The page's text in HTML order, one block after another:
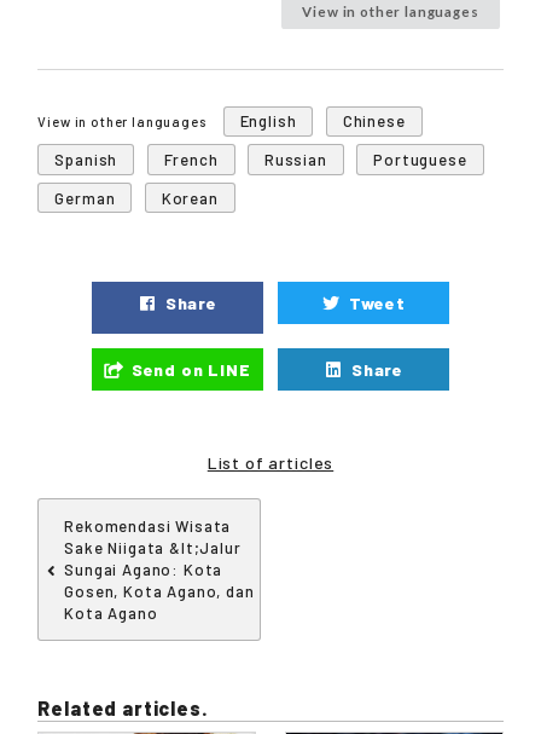
View in other languages
View in other languages English
Chinese
Spanish
French Russian
Portuguese
German
Korean
Share Tweet
Send on LINE Share
List of articles
Rekomendasi Wisata
Sake Niigata &lt;Jalur
Sungai Agano: Kota
Gosen, Kota Agano, dan
Kota Agano
Related articles.